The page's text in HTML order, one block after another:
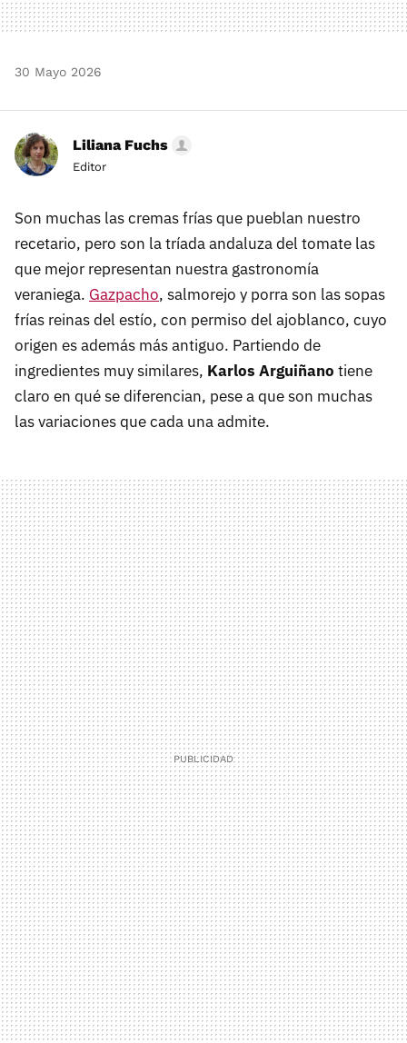
30 Mayo 2026
Liliana Fuchs
Editor
Son muchas las cremas frías que pueblan nuestro
recetario, pero son la tríada andaluza del tomate las
que mejor representan nuestra gastronomía
veraniega. Gazpacho, salmorejo y porra son las sopas
frías reinas del estío, con permiso del ajoblanco, cuyo
origen es además más antiguo. Partiendo de
ingredientes muy similares, Karlos Arguiñano tiene
claro en qué se diferencian, pese a que son muchas
las variaciones que cada una admite.